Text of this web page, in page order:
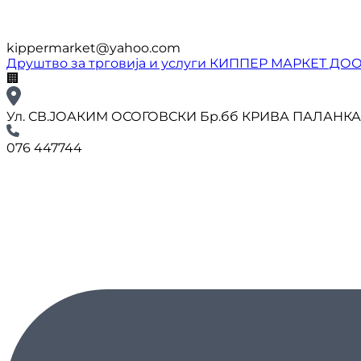
kippermarket@yahoo.com
Друштво за трговија и услуги КИППЕР МАРКЕТ
🏢
Ул. СВ.ЈОАКИМ ОСОГОВСКИ Бр.бб КРИВА
076 447744